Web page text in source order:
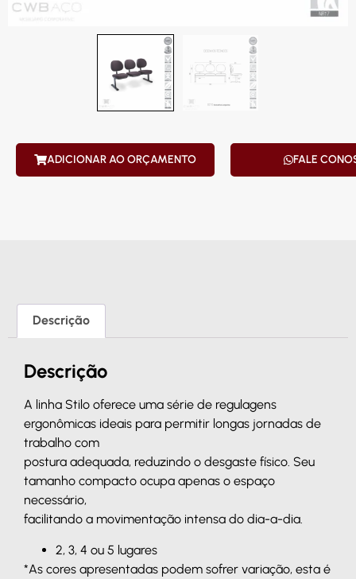
ADICIONAR AO ORÇAMENTO FALE
Descrição
Descrição
A linha Stilo oferece uma série de regulagens
ergonômicas ideais para permitir longas jornadas de
trabalho com
postura adequada, reduzindo o desgaste físico. Seu
tamanho compacto ocupa apenas o espaço
necessário,
facilitando a movimentação intensa do dia-a-dia.
2, 3, 4 ou 5 lugares
*As cores apresentadas podem sofrer variação, esta é